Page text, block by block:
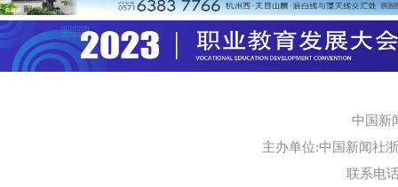
中国新
主办单位:中国新闻社
联系电